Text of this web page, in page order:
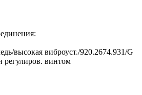
высокая виброуст./920.2674.931/G
регулиров. винтом